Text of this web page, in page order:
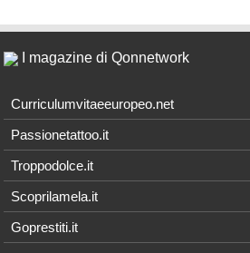
I magazine di Qonnetwork
Curriculumvitaeeuropeo.net
Passionetattoo.it
Troppodolce.it
Scoprilamela.it
Goprestiti.it